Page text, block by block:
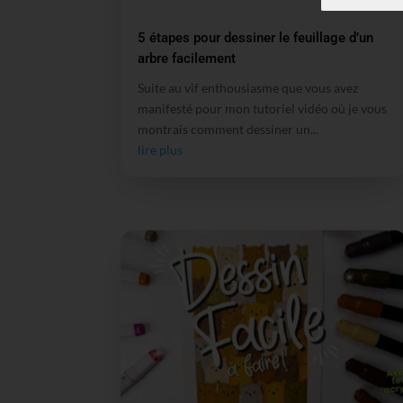
5 étapes pour dessiner le feuillage d’un
arbre facilement
Suite au vif enthousiasme que vous avez
manifesté pour mon tutoriel vidéo où je vous
montrais comment dessiner un...
lire plus